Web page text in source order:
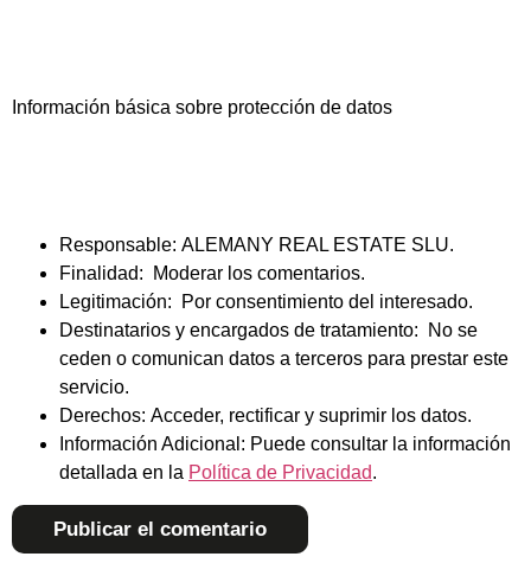
Información básica sobre protección de datos
Responsable: ALEMANY REAL ESTATE SLU.
Finalidad: Moderar los comentarios.
Legitimación: Por consentimiento del interesado.
Destinatarios y encargados de tratamiento: No se
ceden o comunican datos a terceros para prestar este
servicio.
Derechos: Acceder, rectificar y suprimir los datos.
Información Adicional: Puede consultar la información
detallada en la Política de Privacidad.